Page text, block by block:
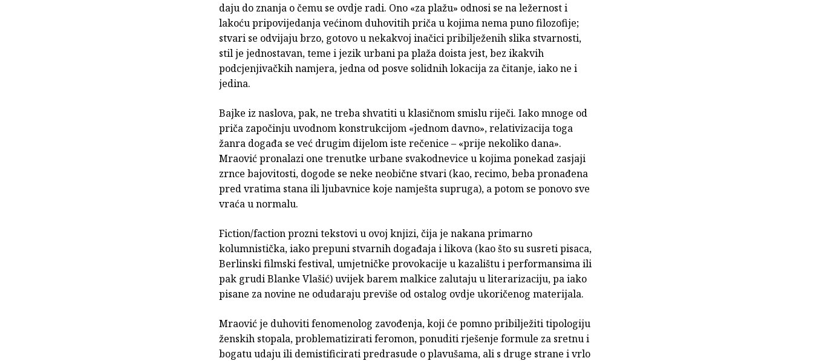
daju do znanja o čemu se ovdje radi. Ono «za plažu» odnosi se na ležernost i
lakoću pripovijedanja većinom duhovitih priča u kojima nema puno filozofije;
stvari se odvijaju brzo, gotovo u nekakvoj inačici pribilježenih slika stvarnosti,
stil je jednostavan, teme i jezik urbani pa plaža doista jest, bez ikakvih
podcjenjivačkih namjera, jedna od posve solidnih lokacija za čitanje, iako ne i
jedina.
Bajke iz naslova, pak, ne treba shvatiti u klasičnom smislu riječi. Iako mnoge od
priča započinju uvodnom konstrukcijom «jednom davno», relativizacija toga
žanra događa se već drugim dijelom iste rečenice – «prije nekoliko dana».
Mraović pronalazi one trenutke urbane svakodnevice u kojima ponekad zasjaji
zrnce bajovitosti, dogode se neke neobične stvari (kao, recimo, beba pronađena
pred vratima stana ili ljubavnice koje namješta supruga), a potom se ponovo sve
vraća u normalu.
Fiction/faction prozni tekstovi u ovoj knjizi, čija je nakana primarno
kolumnistička, iako prepuni stvarnih događaja i likova (kao što su susreti pisaca,
Berlinski filmski festival, umjetničke provokacije u kazalištu i performansima ili
pak grudi Blanke Vlašić) uvijek barem malkice zalutaju u literarizaciju, pa iako
pisane za novine ne odudaraju previše od ostalog ovdje ukoričenog materijala.
Mraović je duhoviti fenomenolog zavođenja, koji će pomno pribilježiti tipologiju
ženskih stopala, problematizirati feromon, ponuditi rješenje formule za sretnu i
bogatu udaju ili demistificirati predrasude o plavušama, ali s druge strane i vrlo